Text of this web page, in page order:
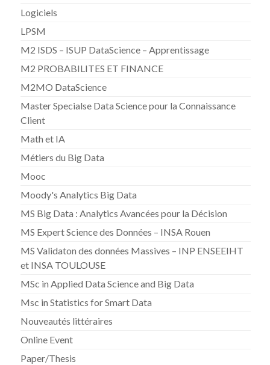
Logiciels
LPSM
M2 ISDS – ISUP DataScience – Apprentissage
M2 PROBABILITES ET FINANCE
M2MO DataScience
Master Specialse Data Science pour la Connaissance
Client
Math et IA
Métiers du Big Data
Mooc
Moody's Analytics Big Data
MS Big Data : Analytics Avancées pour la Décision
MS Expert Science des Données – INSA Rouen
MS Validaton des données Massives – INP ENSEEIHT
et INSA TOULOUSE
MSc in Applied Data Science and Big Data
Msc in Statistics for Smart Data
Nouveautés littéraires
Online Event
Paper/Thesis